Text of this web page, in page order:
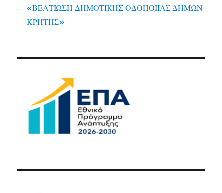
«ΒΕΛΤΙΩΣΗ ΔΗΜΟΤΙΚΗΣ ΟΔΟΠΟΙΙΑΣ ΔΗΜΩΝ
ΚΡΗΤΗΣ»